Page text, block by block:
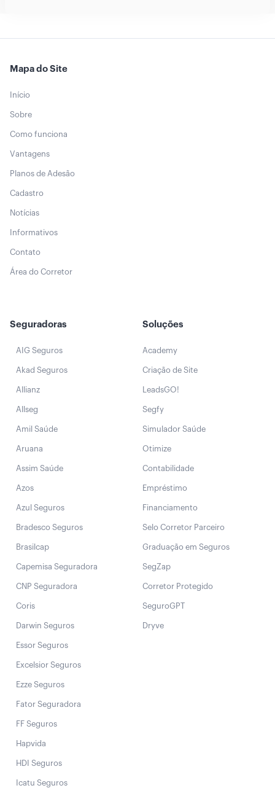
Mapa do Site
Início
Sobre
Como funciona
Vantagens
Planos de Adesão
Cadastro
Notícias
Informativos
Contato
Área do Corretor
Seguradoras
AIG Seguros
Akad Seguros
Allianz
Allseg
Amil Saúde
Aruana
Assim Saúde
Azos
Azul Seguros
Bradesco Seguros
Brasilcap
Capemisa Seguradora
CNP Seguradora
Coris
Darwin Seguros
Essor Seguros
Excelsior Seguros
Ezze Seguros
Fator Seguradora
FF Seguros
Hapvida
HDI Seguros
Icatu Seguros
Soluções
Academy
Criação de Site
LeadsGO!
Segfy
Simulador Saúde
Otimize
Contabilidade
Empréstimo
Financiamento
Selo Corretor Parceiro
Graduação em Seguros
SegZap
Corretor Protegido
SeguroGPT
Dryve